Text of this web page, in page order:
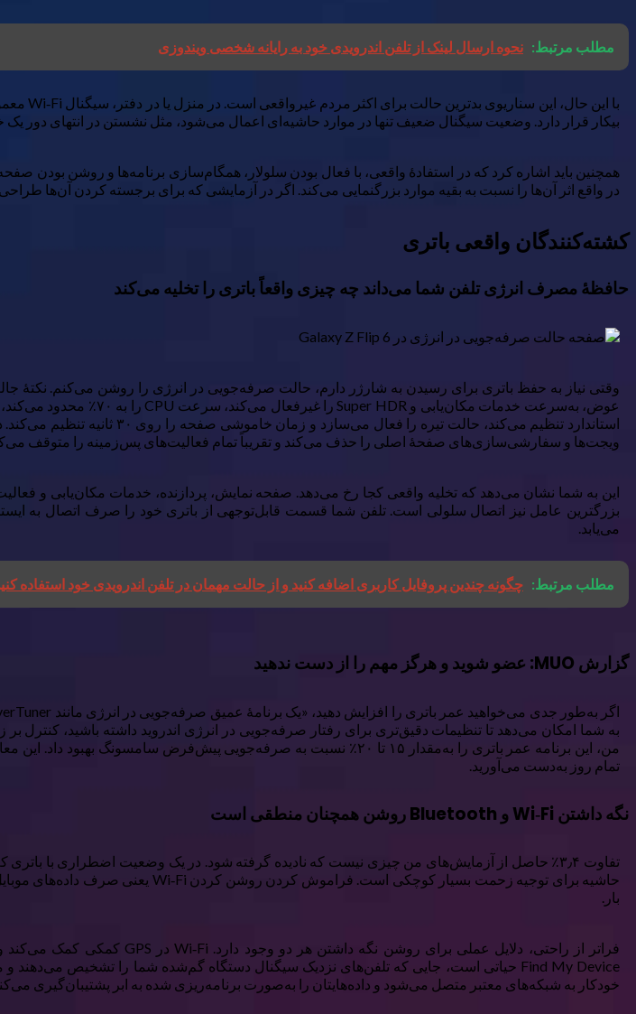
مطلب مرتبط: نحوه ارسال لینک از تلفن اندرویدی خود به رایانه شخصی ویندوزی
بیکار قرار دارد. وضعیت سیگنال ضعیف تنها در موارد حاشیه‌ای اعمال می‌شود، مثل نشستن در انتهای دور
در واقع اثر آن‌ها را نسبت به بقیه موارد بزرگنمایی می‌کند. اگر در آزمایشی که برای برجسته کردن آن‌ها
کشته‌کنندگان واقعی باتری
حافظهٔ مصرف انرژی تلفن شما می‌داند چه چیزی واقعاً باتری را تخلیه می‌کند
استاندارد تنظیم می‌کند، حالت
ویجت‌ها و سفارشی‌سازی‌های صفحهٔ اصلی را حذف می‌کند و تقریباً تمام فعالیت‌های پس‌زمینه را متوقف
بزرگترین عامل نیز اتصال سلولی است. تلفن شما قسمت قابل‌توجهی از باتری خود را صرف اتصال به
می‌یابد.
مطلب مرتبط: چگونه چندین پروفایل کاربری اضافه کنید و از حالت مهمان در تلفن اندرویدی خود استفاده
گزارش MUO: عضو شوید و هرگز مهم را از دست ندهید
تمام روز به‌دست می‌آورید.
نگه داشتن Wi‑Fi و Bluetooth روشن همچنان منطقی است
تفاوت ۳٫۴٪ حاصل از آزمایش‌های من چیزی نیست که نادیده گرفته شود. در یک وضعیت اضطراری با
بار.
خودکار به شبکه‌های معتبر متصل می‌شود و داده‌هایتان را به‌صورت برنامه‌ریزی شده به ابر پشتیبان‌گیری